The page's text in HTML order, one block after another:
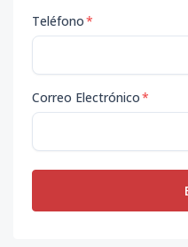
Teléfono*
Correo Electrónico*